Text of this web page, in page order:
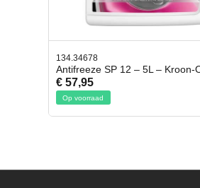
134.34678
Antifreeze SP 12 – 5L – Kroon-
€ 57,95
Op voorraad